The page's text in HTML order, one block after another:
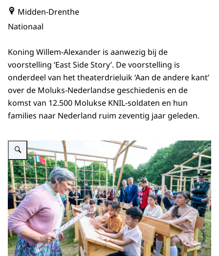
Midden-Drenthe
Nationaal
Koning Willem-Alexander is aanwezig bij de
voorstelling ‘East Side Story’. De voorstelling is
onderdeel van het theaterdrieluik ‘Aan de andere kant’
over de Moluks-Nederlandse geschiedenis en de
komst van 12.500 Molukse KNIL-soldaten en hun
families naar Nederland ruim zeventig jaar geleden.
Vergroot afbeelding Voorstelling East Side Story Koning Willem-Alexander